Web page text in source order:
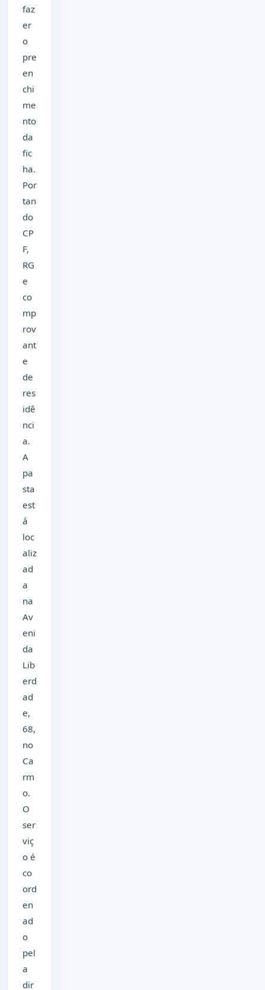
faz
er
o
pre
en
chi
me
nto
da
fic
ha.
Por
tan
do
CP
F,
RG
e
co
mp
rov
ant
e
de
res
idê
nci
a.
A
pa
sta
est
á
loc
aliz
ad
a
na
Av
eni
da
Lib
erd
ad
e,
68,
no
Ca
rm
o.
O
ser
viç
o é
co
ord
en
ad
o
pel
a
dir